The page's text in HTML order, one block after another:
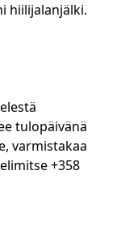
hiilijalanjälki.
tulopäivänä
varmistakaa
+358